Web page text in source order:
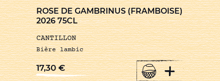
ROSE DE GAMBRINUS (FRAMBOISE)
2026 75CL
CANTILLON
Bière lambic
17,30€ +